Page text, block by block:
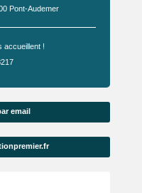
Pont-Audemer
accueillent !
email